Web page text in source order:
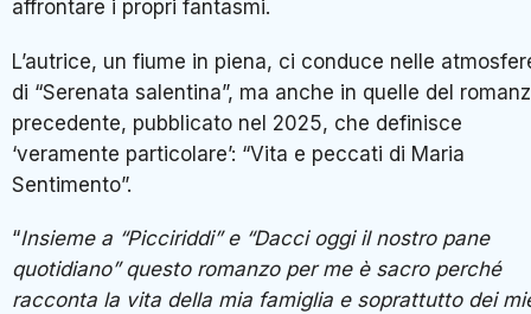
affrontare i propri fantasmi.
L’autrice, un fiume in piena, ci conduce nelle
di “Serenata salentina”, ma anche in quelle del
precedente, pubblicato nel 2025, che definisce
‘veramente particolare’: “Vita e peccati di Maria
Sentimento”.
“Insieme a “Picciriddi” e “Dacci oggi il nostro pane
quotidiano” questo romanzo per me è sacro perché
racconta la vita della mia famiglia e soprattutto dei